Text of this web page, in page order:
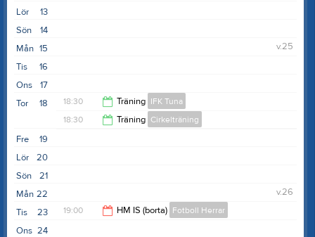
13
Lör
14
Sön
15
Mån
v.25
16
Tis
17
Ons
18
Tor 18:30 Träning IFK Tuna
18:30 Träning Cirkelträning
19
Fre
20
Lör
21
Sön
22
Mån
v.26
23
Tis 19:00 HM IS (borta) Fotboll Herrar
24
Ons